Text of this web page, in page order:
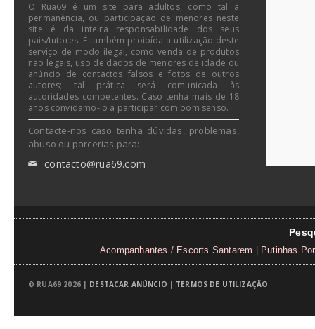
O Rua69 é um site para adultos, como tal a
permanência, ou participação de menores neste
site é da inteira responsabilidade dos seus
pais/tutores. É também proibída a utilização deste
serviço de modo ilegal, como venda de produtos
não legais, uso de dados de menores de idade ou
anúncio de contactos falsos e fotos de outros
autores; tal prática será comunicada às
autoridades competentes. Caso tenha mais de 18
anos convidamo-lo a participar com bom senso.
Contacte-nos caso tenha dúvidas, problemas,
abuso ou parcerias para:
✉ contacto@rua69.com
Acompanhantes / Escorts Santarem Putinhas
© RUA69 2026 | DESTACAR ANÚNCIO | TERMOS DE UTILIZAÇÃO